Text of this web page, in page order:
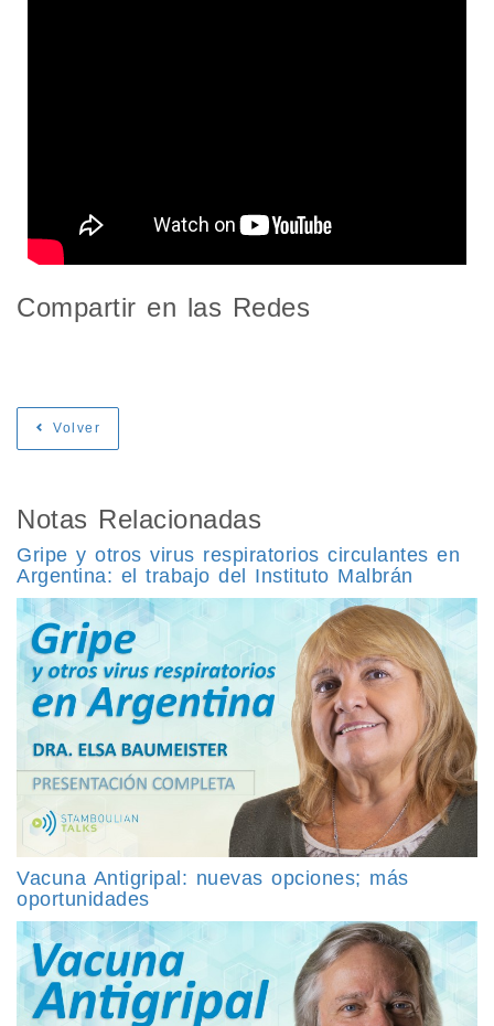
Compartir en las Redes
Volver
Notas Relacionadas
Gripe y otros virus respiratorios circulantes en
Argentina: el trabajo del Instituto Malbrán
Vacuna Antigripal: nuevas opciones; más
oportunidades